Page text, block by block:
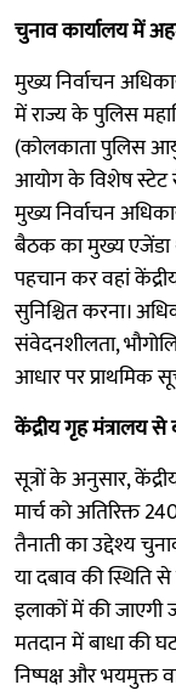
चुनाव कार्यालय में
मुख्य निर्वाचन
में राज्य के पुलिस
(कोलकाता पुलिस
आयोग के विशेष स्टेट
मुख्य निर्वाचन
बैठक का मुख्य
पहचान कर वहां
सुनिश्चित करना।
संवेदनशीलता,
आधार पर प्राथमिक
केंद्रीय गृह मंत्रालय
सूत्रों के अनुसार,
मार्च को अतिरिक्त
तैनाती का उद्देश्य
या दबाव की स्थिति
इलाकों में की जाएगी
मतदान में बाधा की
निष्पक्ष और भयमुक्त